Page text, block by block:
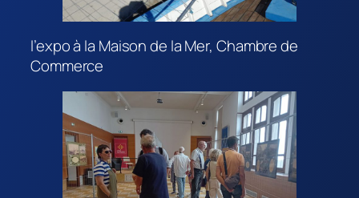
l’expo à la Maison de la Mer, Chambre de
Commerce